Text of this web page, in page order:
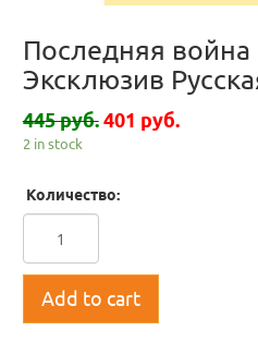
Последняя война
Эксклюзив
445 руб. 401 руб.
2 in stock
Количество:
Add to cart